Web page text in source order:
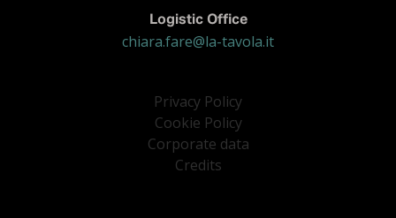
Logistic Office
chiara.fare@la-tavola.it
Privacy Policy
Cookie Policy
Corporate data
Credits